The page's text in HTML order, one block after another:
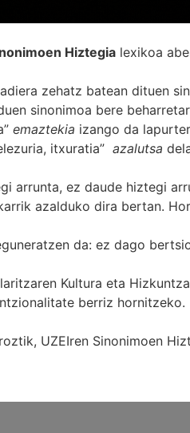
Hiztegia lexikoa
zehatz batean dituen
sinonimoa bere
emaztekia izango da
itxuratia” azalutsa
arrunta, ez daude hiztegi
azalduko dira bertan.
da: ez dago
Kultura eta
berriz hornitzeko.
UZEIren Sinonimoen